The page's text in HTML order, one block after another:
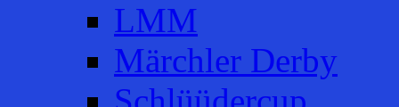
LMM
Märchler Derby